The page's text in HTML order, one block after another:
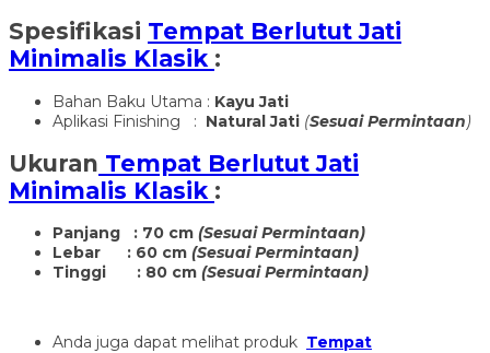
Spesifikasi Tempat Berlutut Jati
Minimalis Klasik :
Bahan Baku Utama : Kayu Jati
Aplikasi Finishing : Natural Jati (Sesuai Permintaan)
Ukuran Tempat Berlutut Jati
Minimalis Klasik :
Panjang : 70 cm (Sesuai Permintaan)
Lebar : 60 cm (Sesuai Permintaan)
Tinggi : 80 cm (Sesuai Permintaan)
Anda juga dapat melihat produk Tempat